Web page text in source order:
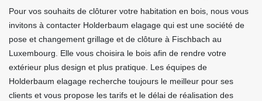
Pour vos souhaits de clôturer votre habitation en bois, nous vous
invitons à contacter Holderbaum elagage qui est une société de
pose et changement grillage et de clôture à Fischbach au
Luxembourg. Elle vous choisira le bois afin de rendre votre
extérieur plus design et plus pratique. Les équipes de
Holderbaum elagage recherche toujours le meilleur pour ses
clients et vous propose les tarifs et le délai de réalisation des